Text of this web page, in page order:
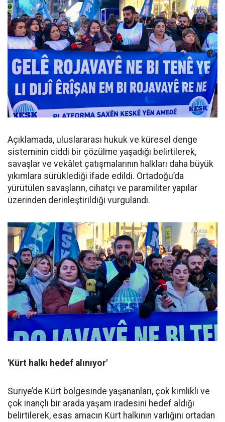
Açıklamada, uluslararası hukuk ve küresel denge
sisteminin ciddi bir çözülme yaşadığı belirtilerek,
savaşlar ve vekâlet çatışmalarının halkları daha büyük
yıkımlara sürüklediği ifade edildi. Ortadoğu’da
yürütülen savaşların, cihatçı ve paramiliter yapılar
üzerinden derinleştirildiği vurgulandı.
'Kürt halkı hedef alınıyor'
Suriye’de Kürt bölgesinde yaşananları, çok kimlikli ve
çok inançlı bir arada yaşam iradesini hedef aldığı
belirtilerek, esas amacın Kürt halkının varlığını ortadan